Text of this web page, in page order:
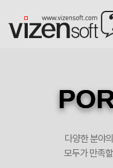
다양한 분야
모두가 만족